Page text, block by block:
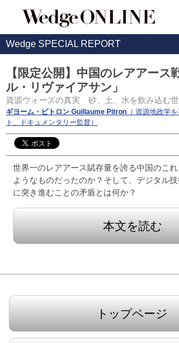
Wedge SPECIAL REPORT
【限定公開】中国のレアアース
ル・リヴァイアサン」
資源ウォーズの真実 砂、土、水を飲み込む
ギヨーム・ピトロン Guillaume Pitron （ 資源地政学
ト、ドキュメンタリー監督）
世界一のレアアース賦存量を誇る中国のこ
ようなものだったのか？そして、デジタル
に突き進むことの矛盾とは何か？
本文を読む
トップページ